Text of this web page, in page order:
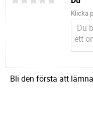
Klicka
Bli den första att